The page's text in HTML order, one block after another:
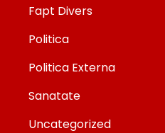
Fapt Divers
Politica
Politica Externa
Sanatate
Uncategorized